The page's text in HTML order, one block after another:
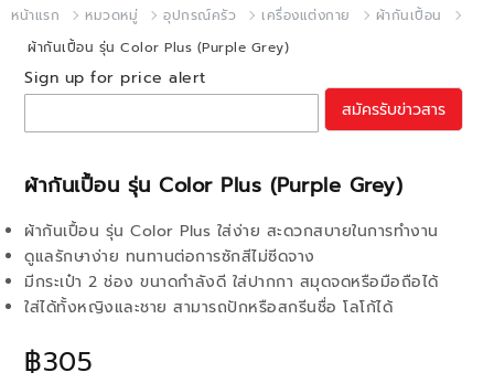
หน้าแรก หมวดหมู่ อุปกรณ์ครัว เครื่องแต่งกาย
ผ้ากันเปื้อน
ผ้ากันเปื้อน รุ่น Color Plus (Purple Grey)
ผ้ากันเปื้อน รุ่น Color Plus (Purple Grey)
฿305
ผ้ากันเปื้อน รุ่น Color Plus ใส่ง่าย สะดวกสบายในการทำงาน
ดูแลรักษาง่าย ทนทานต่อการซักสีไม่ซีดจาง
มีกระเป๋า 2 ช่อง ขนาดกำลังดี ใส่ปากกา สมุดจดหรือมือถือได้
ใส่ได้ทั้งหญิงและชาย สามารถปักหรือสกรีนชื่อ โลโก้ได้
Sign up for price alert
สมัครรับข่าวสาร